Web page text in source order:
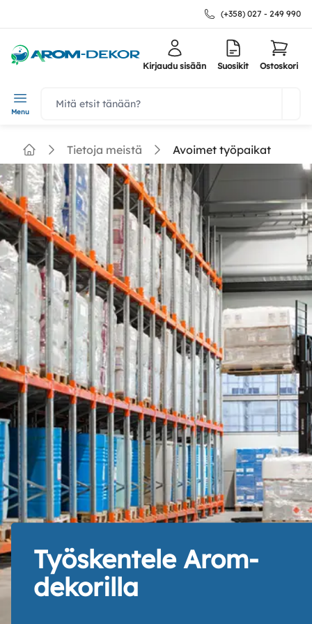
(+358) 027 - 249 990
Menu
Kirjaudu sisään Suosikit Ostoskori
Home
Tietoja meistä Avoimet työpaikat
Työskentele Arom-
dekorilla